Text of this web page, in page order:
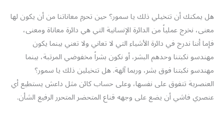
هل يمكنك أن تتخيلي ذلك يا سمور؟ حين تحرم معاناتنا من أن يكون لها
معنى، نخرج عملياً من الدائرة الإنسانية التي هي دائرة معاناة ومعنى،
فإما أننا ندرج في دائرة الأشياء التي لا تعاني ولا تعني بينما يكون
مهندسو نكبتنا وحدهم البشر، أو نكون بشراً مخفوضي المرتبة، بينما
مهندسو نكبتنا فوق بشر، وربما آلهة. هل تتخيلين ذلك يا سمور؟
العنصرية تتفوق على نفسها، وعلى حساب كائن مثل داعش يستطيع أي
عنصري فاشي أن يضع على وجهه قناع المتحضر المتحرر الرفيع الشأن.